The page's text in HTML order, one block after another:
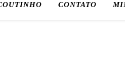
CONTATO